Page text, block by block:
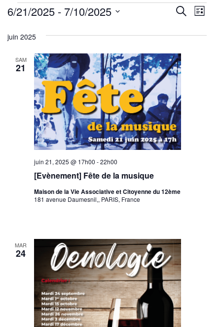
Évènements
et
de
vues
Recherche
Liste
6/21/2025 - 7/10/2025
une
juin 2025
SAM
21
[Evènement] Fête de la musique
juin 21, 2025 @ 17h00 -22h00
Maison de la Vie Associative et Citoyenne du 12ème
181 avenue Daumesnil,, PARIS, France
MAR
24